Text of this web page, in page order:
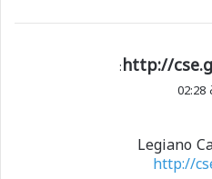
http://
:
Legiano
http://